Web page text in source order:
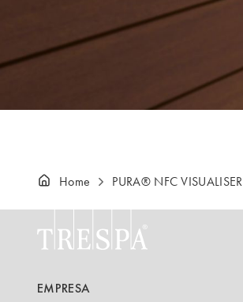
Home PURA® NFC VISUALISER
EMPRESA